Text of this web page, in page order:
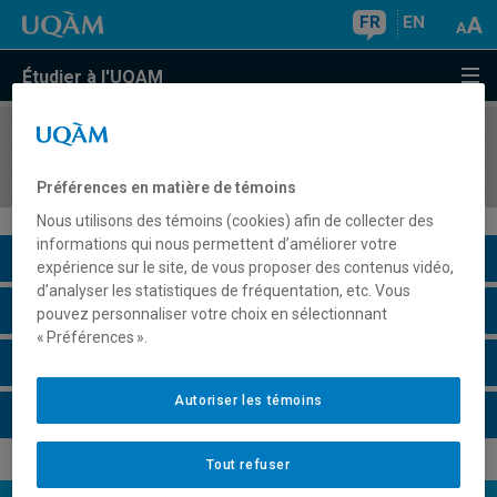
FR EN
Étudier à l'UQAM
COURS//
Description du cours
Horaire - Été 2026
Préférences en matière de témoins
Nous utilisons des témoins (cookies) afin de collecter des
informations qui nous permettent d’améliorer votre
expérience sur le site, de vous proposer des contenus vidéo,
d’analyser les statistiques de fréquentation, etc. Vous
pouvez personnaliser votre choix en sélectionnant
« Préférences ».
Tout refuser
Autoriser les témoins